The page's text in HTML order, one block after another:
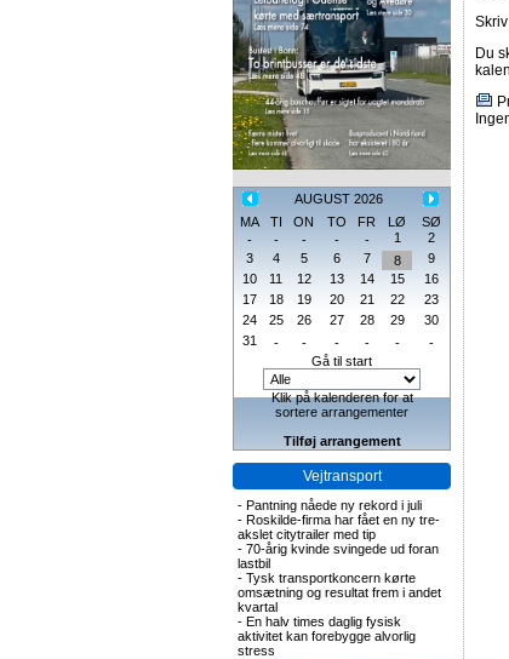
AUGUST 2026
MA
TI ON TO FR LØ
SØ
-
- - - - 1
2
3
4 5 6 7 8
9
10
11 12 13 14 15
16
17
18 19 20 21 22
23
24
25 26 27 28 29
30
31
- - - - -
-
Gå til start
Klik på kalenderen for at
sortere arrangementer
Tilføj arrangement
Vejtransport
- Pantning nåede ny rekord i juli
- Roskilde-firma har fået en ny tre-
akslet citytrailer med tip
- 70-årig kvinde svingede ud foran
lastbil
- Tysk transportkoncern kørte
omsætning og resultat frem i andet
kvartal
- En halv times daglig fysisk
aktivitet kan forebygge alvorlig
stress
Du